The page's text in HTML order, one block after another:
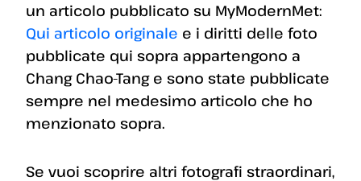
un articolo pubblicato su MyModernMet:
Qui articolo originale e i diritti delle foto
pubblicate qui sopra appartengono a
Chang Chao-Tang e sono state pubblicate
sempre nel medesimo articolo che ho
menzionato sopra.
Se vuoi scoprire altri fotografi straordinari,